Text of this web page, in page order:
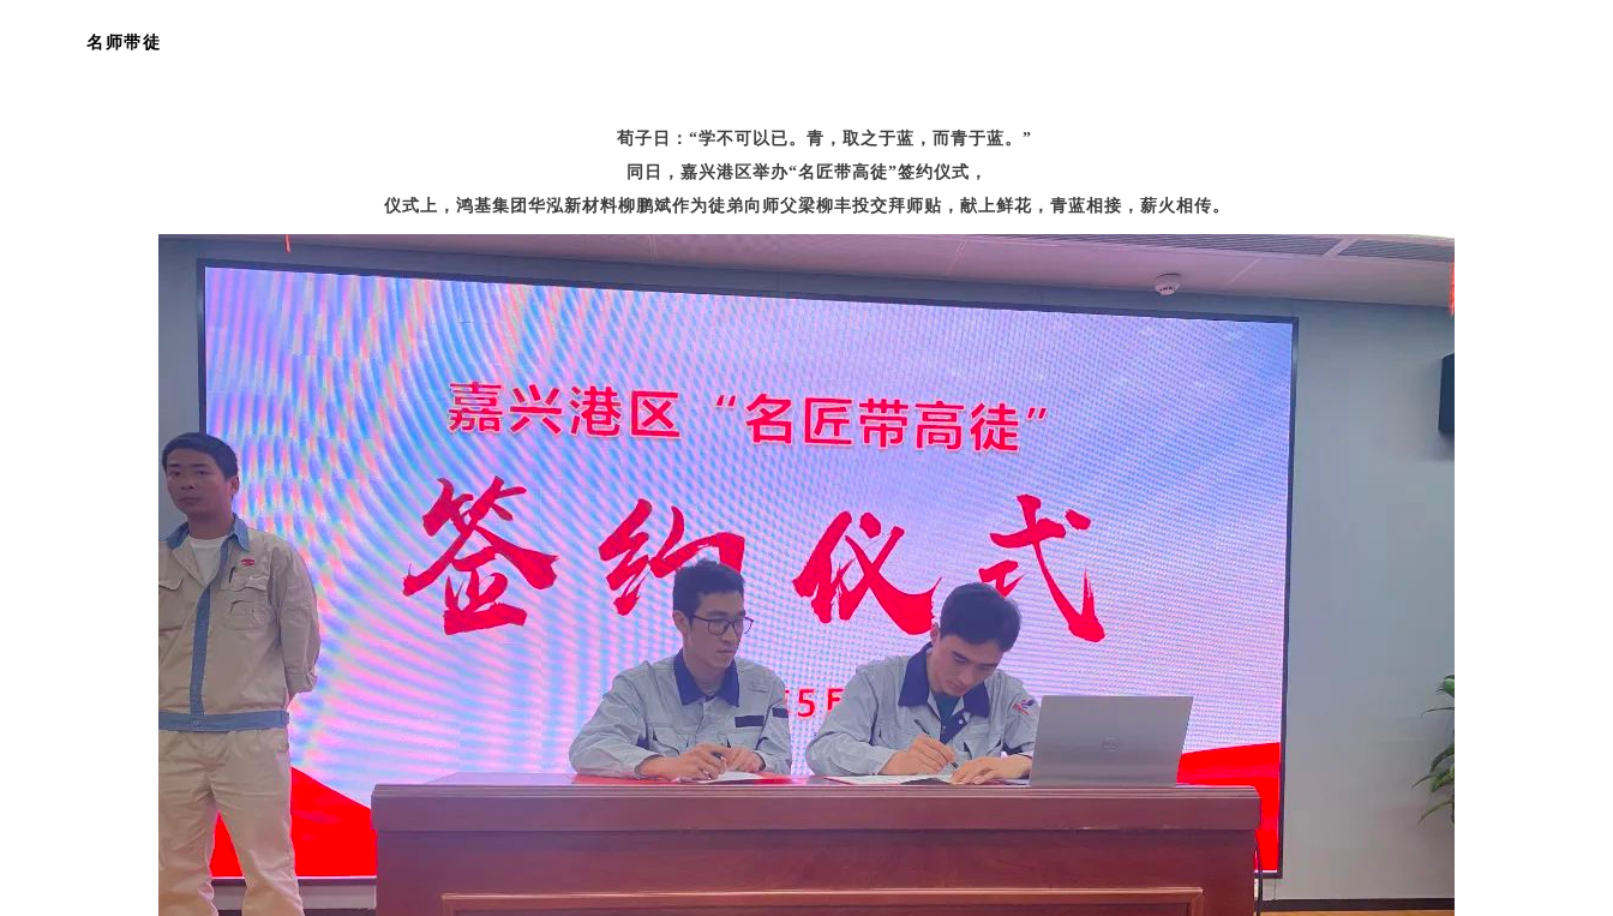
名师带徒
荀子日：“学不可以已。青，取之于蓝，而青于蓝。”
同日，嘉兴港区举办“名匠带高徒”签约仪式，
仪式上，鸿基集团华泓新材料柳鹏斌作为徒弟向师父梁柳丰投交拜师贴，献上鲜花，青蓝相接，薪火相传。